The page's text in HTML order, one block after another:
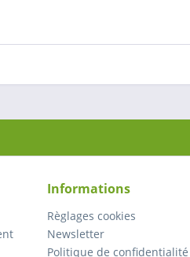
Informations
Règlages cookies
Newsletter
Politique de confidentialité